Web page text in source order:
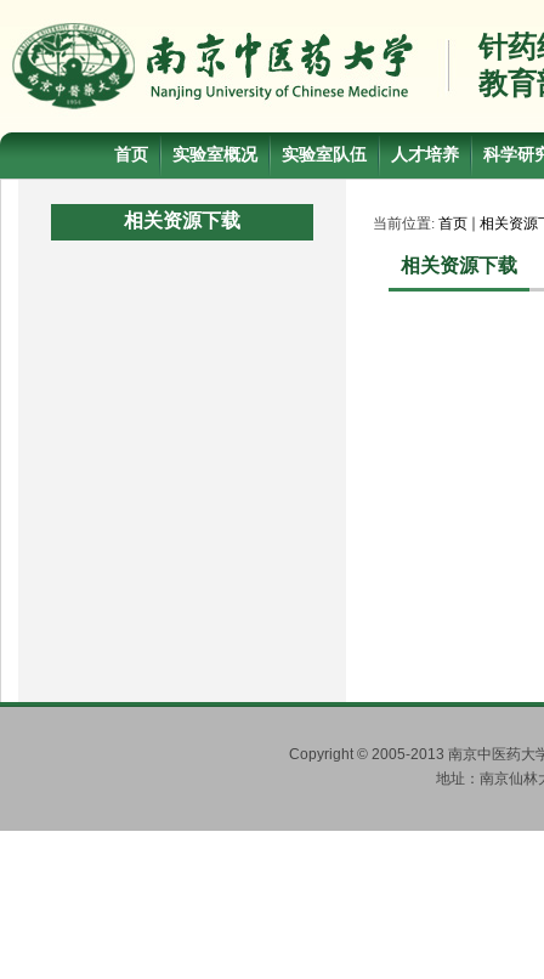
针药
教育
首页 实验室概况 实验室队伍 人才培养 科学研
相关资源下载 当前位置: 首页 相关资源
相关资源下载
Copyright © 2005-2013 南京中医药大
地址：南京仙林